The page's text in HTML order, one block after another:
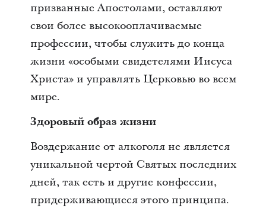
призванные Апостолами, оставляют
свои более высокооплачиваемые
профессии, чтобы служить до конца
жизни «особыми свидетелями Иисуса
Христа» и управлять Церковью во всем
мире.
Здоровый образ жизни
Воздержание от алкоголя не является
уникальной чертой Святых последних
дней, так есть и другие конфессии,
придерживающиеся этого принципа.